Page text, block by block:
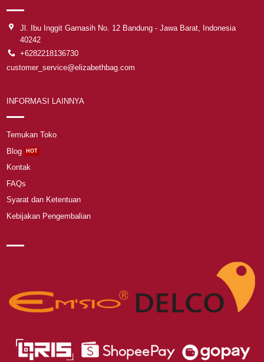
Jl. Ibu Inggit Garnasih No. 12 Bandung - Jawa Barat, Indonesia
40242
+6282218136730
customer_service@elizabethbag.com
INFORMASI LAINNYA
Temukan Toko
Blog
Kontak
FAQs
Syarat dan Ketentuan
Kebijakan Pengembalian